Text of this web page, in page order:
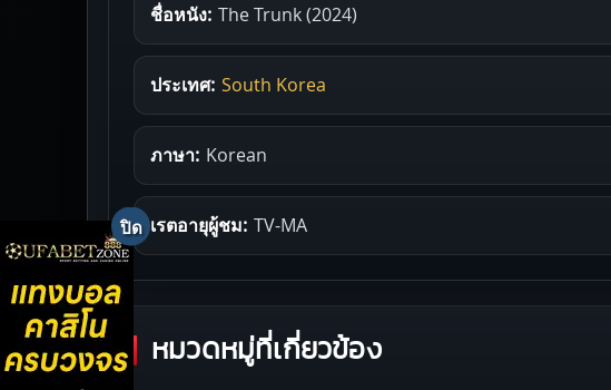
ชื่อหนัง: The Trunk (2024)
ประเทศ: South Korea
ภาษา: Korean
เรตอายุผู้ชม: TV-MA
หมวดหมู่ที่เกี่ยวข้อง